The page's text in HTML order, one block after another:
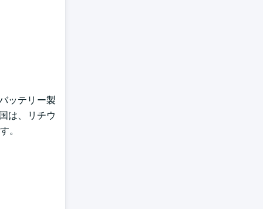
ッテリー製
は、リチウ
。